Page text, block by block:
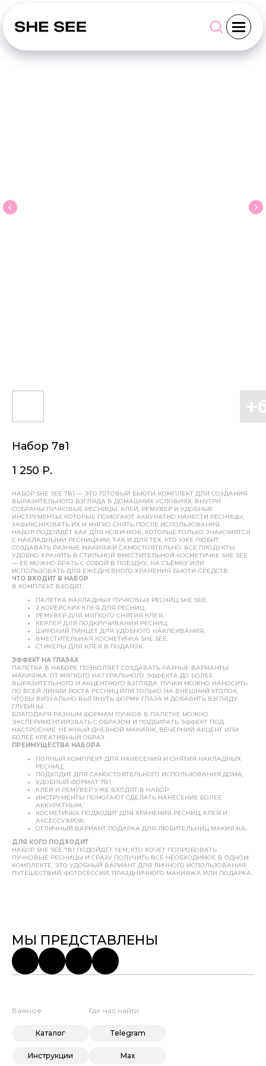
Набор 7в1
1 250 Р.
НАБОР SHE SEE 7В1 — ЭТО ГОТОВЫЙ БЬЮТИ-КОМПЛЕКТ ДЛЯ СОЗДАНИЯ
ВЫРАЗИТЕЛЬНОГО ВЗГЛЯДА В ДОМАШНИХ УСЛОВИЯХ. ВНУТРИ
СОБРАНЫ ПУЧКОВЫЕ РЕСНИЦЫ, КЛЕЙ, РЕМУВЕР И УДОБНЫЕ
ИНСТРУМЕНТЫ, КОТОРЫЕ ПОМОГАЮТ АККУРАТНО НАНЕСТИ РЕСНИЦЫ,
ЗАФИКСИРОВАТЬ ИХ И МЯГКО СНЯТЬ ПОСЛЕ ИСПОЛЬЗОВАНИЯ.
НАБОР ПОДОЙДЁТ КАК ДЛЯ НОВИЧКОВ, КОТОРЫЕ ТОЛЬКО ЗНАКОМЯТСЯ
С НАКЛАДНЫМИ РЕСНИЦАМИ, ТАК И ДЛЯ ТЕХ, КТО УЖЕ ЛЮБИТ
СОЗДАВАТЬ РАЗНЫЕ МАКИЯЖИ САМОСТОЯТЕЛЬНО. ВСЕ ПРОДУКТЫ
УДОБНО ХРАНИТЬ В СТИЛЬНОЙ ВМЕСТИТЕЛЬНОЙ КОСМЕТИЧКЕ SHE SEE
— ЕЁ МОЖНО БРАТЬ С СОБОЙ В ПОЕЗДКУ, НА СЪЁМКУ ИЛИ
ИСПОЛЬЗОВАТЬ ДЛЯ ЕЖЕДНЕВНОГО ХРАНЕНИЯ БЬЮТИ-СРЕДСТВ.
ЧТО ВХОДИТ В НАБОР
В КОМПЛЕКТ ВХОДЯТ:
ПАЛЕТКА НАКЛАДНЫХ ПУЧКОВЫХ РЕСНИЦ SHE SEE;
2 КОРЕЙСКИХ КЛЕЯ ДЛЯ РЕСНИЦ;
РЕМУВЕР ДЛЯ МЯГКОГО СНЯТИЯ КЛЕЯ;
КЕРЛЕР ДЛЯ ПОДКРУЧИВАНИЯ РЕСНИЦ;
ШИРОКИЙ ПИНЦЕТ ДЛЯ УДОБНОГО НАКЛЕИВАНИЯ;
ВМЕСТИТЕЛЬНАЯ КОСМЕТИЧКА SHE SEE;
СТИКЕРЫ ДЛЯ КЛЕЯ В ПОДАРОК.
ЭФФЕКТ НА ГЛАЗАХ
ПАЛЕТКА В НАБОРЕ ПОЗВОЛЯЕТ СОЗДАВАТЬ РАЗНЫЕ ВАРИАНТЫ
МАКИЯЖА: ОТ МЯГКОГО НАТУРАЛЬНОГО ЭФФЕКТА ДО БОЛЕЕ
ВЫРАЗИТЕЛЬНОГО И АКЦЕНТНОГО ВЗГЛЯДА. ПУЧКИ МОЖНО НАНОСИТЬ
ПО ВСЕЙ ЛИНИИ РОСТА РЕСНИЦ ИЛИ ТОЛЬКО НА ВНЕШНИЙ УГОЛОК,
ЧТОБЫ ВИЗУАЛЬНО ВЫТЯНУТЬ ФОРМУ ГЛАЗА И ДОБАВИТЬ ВЗГЛЯДУ
ГЛУБИНЫ.
БЛАГОДАРЯ РАЗНЫМ ФОРМАМ ПУЧКОВ В ПАЛЕТКЕ МОЖНО
ЭКСПЕРИМЕНТИРОВАТЬ С ОБРАЗОМ И ПОДБИРАТЬ ЭФФЕКТ ПОД
НАСТРОЕНИЕ: НЕЖНЫЙ ДНЕВНОЙ МАКИЯЖ, ВЕЧЕРНИЙ АКЦЕНТ ИЛИ
БОЛЕЕ КРЕАТИВНЫЙ ОБРАЗ.
ПРЕИМУЩЕСТВА НАБОРА
ПОЛНЫЙ КОМПЛЕКТ ДЛЯ НАНЕСЕНИЯ И СНЯТИЯ НАКЛАДНЫХ
РЕСНИЦ;
ПОДХОДИТ ДЛЯ САМОСТОЯТЕЛЬНОГО ИСПОЛЬЗОВАНИЯ ДОМА;
УДОБНЫЙ ФОРМАТ 7В1;
КЛЕЙ И РЕМУВЕР УЖЕ ВХОДЯТ В НАБОР;
ИНСТРУМЕНТЫ ПОМОГАЮТ СДЕЛАТЬ НАНЕСЕНИЕ БОЛЕЕ
АККУРАТНЫМ;
КОСМЕТИЧКА ПОДХОДИТ ДЛЯ ХРАНЕНИЯ РЕСНИЦ, КЛЕЯ И
АКСЕССУАРОВ;
ОТЛИЧНЫЙ ВАРИАНТ ПОДАРКА ДЛЯ ЛЮБИТЕЛЬНИЦ МАКИЯЖА.
ДЛЯ КОГО ПОДХОДИТ
НАБОР SHE SEE 7В1 ПОДОЙДЁТ ТЕМ, КТО ХОЧЕТ ПОПРОБОВАТЬ
ПУЧКОВЫЕ РЕСНИЦЫ И СРАЗУ ПОЛУЧИТЬ ВСЁ НЕОБХОДИМОЕ В ОДНОМ
КОМПЛЕКТЕ. ЭТО УДОБНЫЙ ВАРИАНТ ДЛЯ ЛИЧНОГО ИСПОЛЬЗОВАНИЯ,
ПУТЕШЕСТВИЙ, ФОТОСЕССИЙ, ПРАЗДНИЧНОГО МАКИЯЖА ИЛИ ПОДАРКА.
МЫ ПРЕДСТАВЛЕНЫ
Важное
Каталог
Инструкции
Где нас найти
Telegram
Max